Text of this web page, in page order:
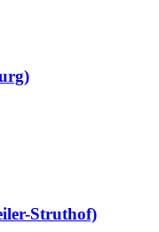
Struthof)